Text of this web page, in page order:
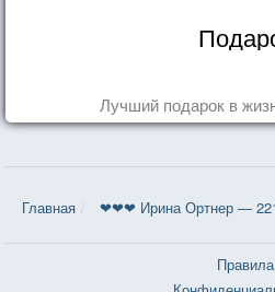
Лучший подарок в
Главная ❤❤❤ Ирина Ортнер —
Правила